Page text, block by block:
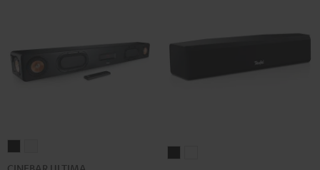
ULTIMAULTIMA